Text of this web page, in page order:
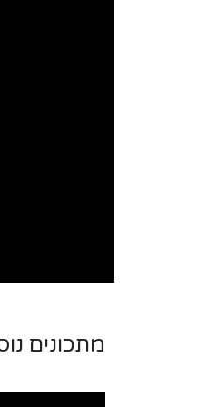
מתכונים